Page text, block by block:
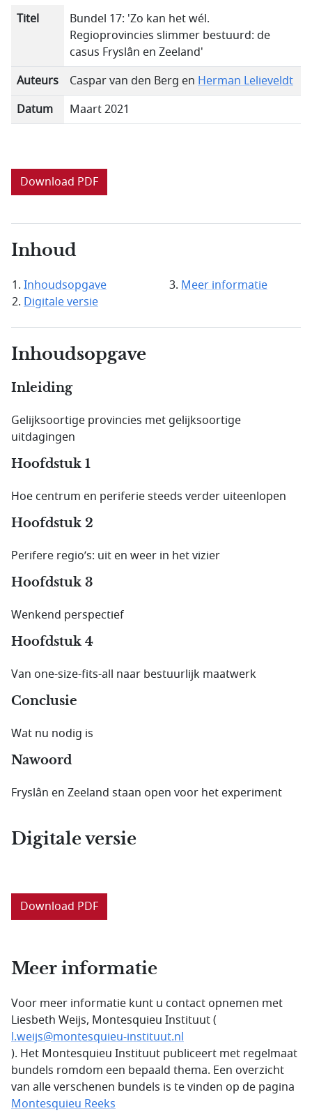
Titel
Bundel 17: 'Zo kan het wél.
Regioprovincies slimmer bestuurd: de
casus Fryslân en Zeeland'
Auteurs
Caspar van den Berg en Herman Lelieveldt
Datum
Maart 2021
Download PDF
Inhoud
Inhoudsopgave
Digitale versie
Meer informatie
Inhoudsopgave
Inleiding
Gelijksoortige provincies met gelijksoortige
uitdagingen
Hoofdstuk 1
Hoe centrum en periferie steeds verder uiteenlopen
Hoofdstuk 2
Perifere regio’s: uit en weer in het vizier
Hoofdstuk 3
Wenkend perspectief
Hoofdstuk 4
Van one-size-fits-all naar bestuurlijk maatwerk
Conclusie
Wat nu nodig is
Nawoord
Fryslân en Zeeland staan open voor het experiment
Digitale versie
Download PDF
Meer informatie
Voor meer informatie kunt u contact opnemen met
Liesbeth Weijs, Montesquieu Instituut (
l.weijs@montesquieu-instituut.nl
). Het Montesquieu Instituut publiceert met regelmaat
bundels romdom een bepaald thema. Een overzicht
van alle verschenen bundels is te vinden op de pagina
Montesquieu Reeks